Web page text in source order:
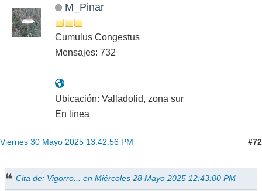
M_Pinar
Cumulus Congestus
Mensajes: 732
Ubicación: Valladolid, zona sur
En línea
Viernes 30 Mayo 2025 13:42:56 PM #72
Cita de: Vigorro... en Miércoles 28 Mayo 2025 12:43:00 PM